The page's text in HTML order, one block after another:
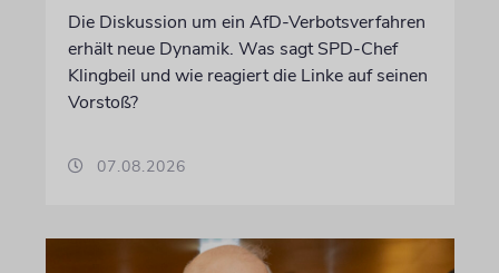
Die Diskussion um ein AfD-Verbotsverfahren
erhält neue Dynamik. Was sagt SPD-Chef
Klingbeil und wie reagiert die Linke auf seinen
Vorstoß?
07.08.2026